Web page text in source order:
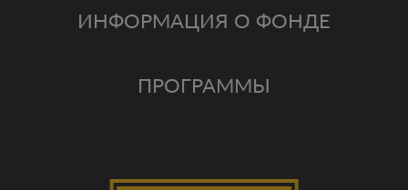
ИНФОРМАЦИЯ О ФОНДЕ
ПРОГРАММЫ